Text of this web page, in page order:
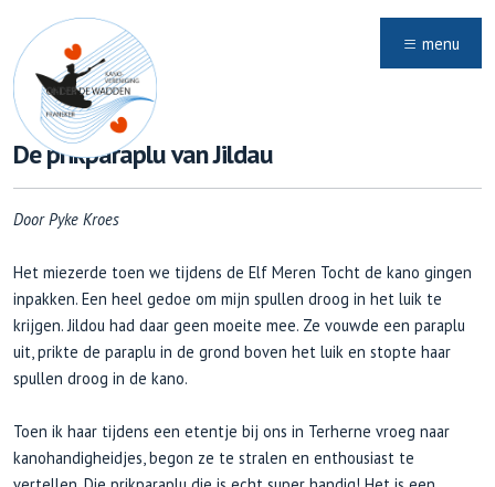
menu
De prikparaplu van Jildau
Door Pyke Kroes
Het miezerde toen we tijdens de Elf Meren Tocht de kano gingen
inpakken. Een heel gedoe om mijn spullen droog in het luik te
krijgen. Jildou had daar geen moeite mee. Ze vouwde een paraplu
uit, prikte de paraplu in de grond boven het luik en stopte haar
spullen droog in de kano.
Toen ik haar tijdens een etentje bij ons in Terherne vroeg naar
kanohandigheidjes, begon ze te stralen en enthousiast te